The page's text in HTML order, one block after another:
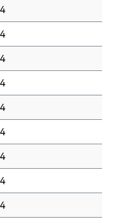
4
4
4
4
4
4
4
4
4